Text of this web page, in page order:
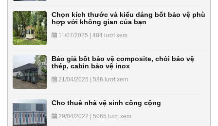
Chọn kích thước và kiểu dáng bốt bảo vệ phù
hợp với không gian của bạn
11/07/2025 | 484 lượt xem
Báo giá bốt bảo vệ composite, chòi bảo vệ
thép, cabin bảo vệ inox
21/04/2025 | 586 lượt xem
Cho thuê nhà vệ sinh công cộng
29/04/2022 | 5065 lượt xem